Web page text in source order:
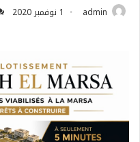
admin 1 نوفمبر 2020